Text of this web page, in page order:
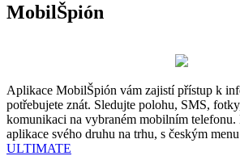
MobilŠpión
Aplikace MobilŠpión vám zajistí přístup k
potřebujete znát. Sledujte polohu, SMS,
komunikaci na vybraném mobilním
aplikace svého druhu na trhu, s českým
ULTIMATE